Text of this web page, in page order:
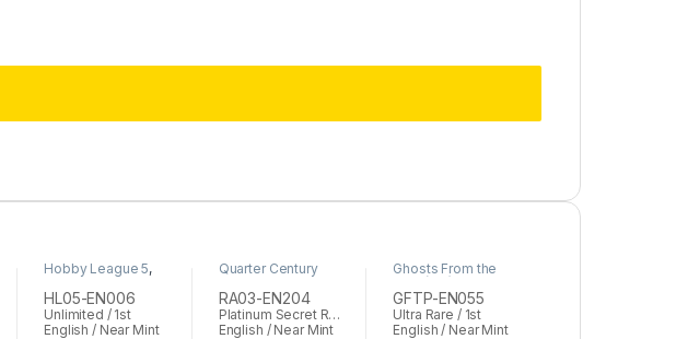
Hobby League 5,
Yu-Gi-Oh
HL05-EN006
Unlimited / 1st
English / Near Mint
Quarter Century
Yu-Gi-Oh
RA03-EN204
Platinum Secret Rare / 1st
English / Near Mint
Ghosts From the
Past (set)
Oh
GFTP-EN055
Ultra Rare / 1st
English / Near Mint